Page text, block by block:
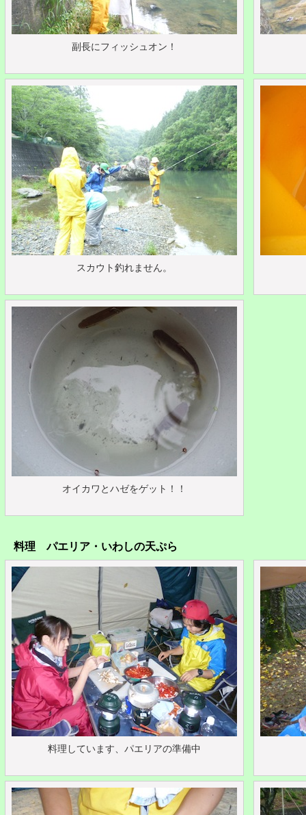
副長にフィッシュオン！
スカウト釣れません。
オイカワとハゼをゲット！！
料理 パエリア・いわしの天ぷら
料理しています、パエリアの準備中